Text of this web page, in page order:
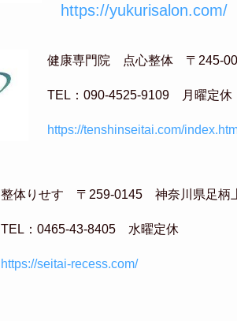
https://yukurisalon.com/
健康専門院 点心整体 〒245-
TEL：090-4525-9109 月曜定
https://tenshinseitai.com/
整体りせす 〒259-0145 神奈川県足柄
TEL：0465-43-8405 水曜定休
https://seitai-recess.com/